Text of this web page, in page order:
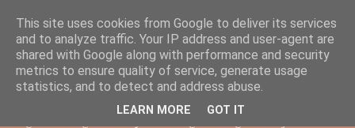
Gdańskie Towarzystwo
Fotograficzne - BLOG
This site uses cookies from Google to deliver its services
and to analyze traffic. Your IP address and user-agent are
shared with Google along with performance and security
metrics to ensure quality of service, generate usage
statistics, and to detect and address abuse.
LEARN MORE GOT IT